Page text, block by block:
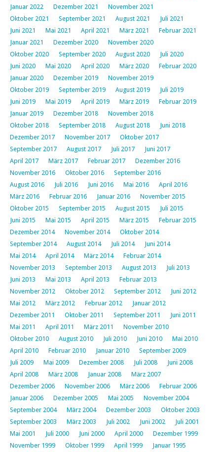
Januar 2022
Dezember 2021
November 2021
Oktober 2021
September 2021 August 2021
Juli 2021
Juni 2021
Mai 2021 April 2021 März 2021
Februar 2021
Januar 2021
Dezember 2020
November 2020
Oktober 2020
September 2020 August 2020
Juli 2020
Juni 2020
Mai 2020 April 2020 März 2020
Februar 2020
Januar 2020
Dezember 2019
November 2019
Oktober 2019
September 2019 August 2019
Juli 2019
Juni 2019
Mai 2019 April 2019 März 2019
Februar 2019
Januar 2019
Dezember 2018
November 2018
Oktober 2018
September 2018 August 2018
Juni 2018
Dezember 2017
November 2017
Oktober 2017
September 2017
August 2017 Juli 2017
Juni 2017
April 2017
März 2017 Februar 2017
Dezember 2016
November 2016
Oktober 2016
September 2016
August 2016
Juli 2016 Juni 2016 Mai 2016
April 2016
März 2016
Februar 2016 Januar 2016
November 2015
Oktober 2015
September 2015 August 2015
Juli 2015
Juni 2015
Mai 2015 April 2015 März 2015
Februar 2015
Dezember 2014
November 2014
Oktober 2014
September 2014
August 2014 Juli 2014
Juni 2014
Mai 2014
April 2014 März 2014
Februar 2014
November 2013
September 2013 August 2013
Juli 2013
Juni 2013
Mai 2013 April 2013
Februar 2013
November 2012
Oktober 2012 September 2012
Juni 2012
Mai 2012
März 2012 Februar 2012
Januar 2012
Dezember 2011
Oktober 2011 September 2011
Juni 2011
Mai 2011
April 2011 März 2011
November 2010
Oktober 2010
August 2010 Juli 2010 Juni 2010
Mai 2010
April 2010
Februar 2010 Januar 2010
September 2009
Juli 2009
Mai 2009 Dezember 2008 Juli 2008
Juni 2008
April 2008
März 2008 Januar 2008
März 2007
Dezember 2006
November 2006 März 2006
Februar 2006
Januar 2006
Dezember 2005 Mai 2005
November 2004
September 2004
März 2004 Dezember 2003
Oktober 2003
September 2003
März 2003 Juli 2002 Juni 2002
Juli 2001
Mai 2001
Juli 2000 Juni 2000 April 2000
Dezember 1999
November 1999
Oktober 1999 April 1999 Januar 1995